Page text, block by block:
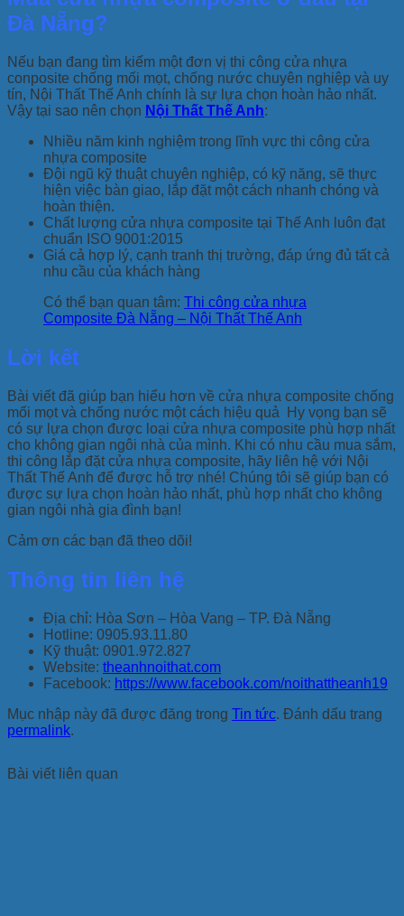
Đà Nẵng?
Nếu bạn đang tìm kiếm một đơn vị thi công cửa nhựa
conposite chống mối mọt, chống nước chuyên nghiệp và uy
tín, Nội Thất Thế Anh chính là sự lựa chọn hoàn hảo nhất.
Vậy tại sao nên chọn Nội Thất Thế Anh:
Nhiều năm kinh nghiệm trong lĩnh vực thi công cửa
nhựa composite
Đội ngũ kỹ thuật chuyên nghiệp, có kỹ năng, sẽ thực
hiện việc bàn giao, lắp đặt một cách nhanh chóng và
hoàn thiện.
Chất lượng cửa nhựa composite tại Thế Anh luôn đạt
chuẩn ISO 9001:2015
Giá cả hợp lý, cạnh tranh thị trường, đáp ứng đủ tất cả
nhu cầu của khách hàng
Có thể bạn quan tâm: Thi công cửa nhựa
Composite Đà Nẵng – Nội Thất Thế Anh
Lời kết
Bài viết đã giúp bạn hiểu hơn về cửa nhựa composite chống
mối mọt và chống nước một cách hiệu quả Hy vọng bạn sẽ
có sự lựa chọn được loại cửa nhựa composite phù hợp nhất
cho không gian ngôi nhà của mình. Khi có nhu cầu mua sắm,
thi công lắp đặt cửa nhựa composite, hãy liên hệ với Nội
Thất Thế Anh để được hỗ trợ nhé! Chúng tôi sẽ giúp bạn có
được sự lựa chọn hoàn hảo nhất, phù hợp nhất cho không
gian ngôi nhà gia đình bạn!
Cảm ơn các bạn đã theo dõi!
Thông tin liên hệ
Địa chỉ: Hòa Sơn – Hòa Vang – TP. Đà Nẵng
Hotline: 0905.93.11.80
Kỹ thuật: 0901.972.827
Website: theanhnoithat.com
Facebook: https://www.facebook.com/noithattheanh19
Mục nhập này đã được đăng trong Tin tức. Đánh dấu trang
permalink.
Bài viết liên quan